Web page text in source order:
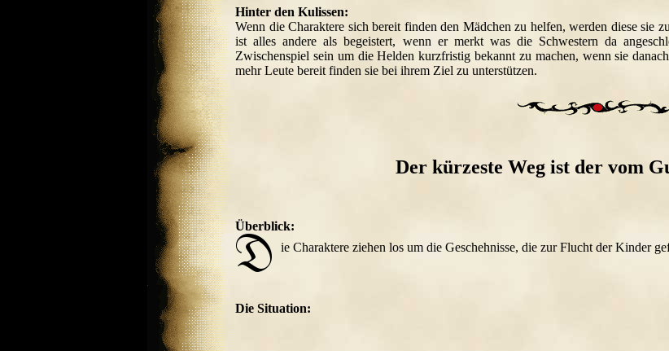
Hinter den Kulissen:
Wenn die Charaktere sich bereit finden den Mädchen zu helfen, werden diese sie
ist alles andere als begeistert, wenn er merkt was die Schwestern da
Zwischenspiel sein um die Helden kurzfristig bekannt zu machen, wenn sie
mehr Leute bereit finden sie bei ihrem Ziel zu unterstützen.
Der kürzeste Weg ist der vom
Überblick:
ie Charaktere ziehen los um die Geschehnisse, die zur Flucht der Kinder
Die Situation: